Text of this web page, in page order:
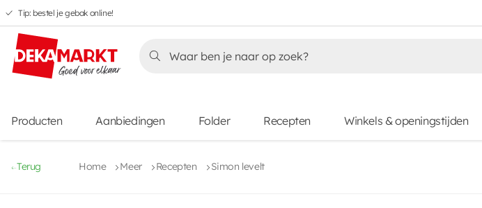
Overslaan
naar
hoofdnavigatie
Overslaan
naar
hoofdinhoud
Overslaan
naar
voettekstinhoud
Overslaan
naar
aanbiedingen
Tip: bestel je gebak online!
Producten Aanbiedingen Folder Recepten Winkels & openingstijden
Terug Home Meer Recepten Simon levelt